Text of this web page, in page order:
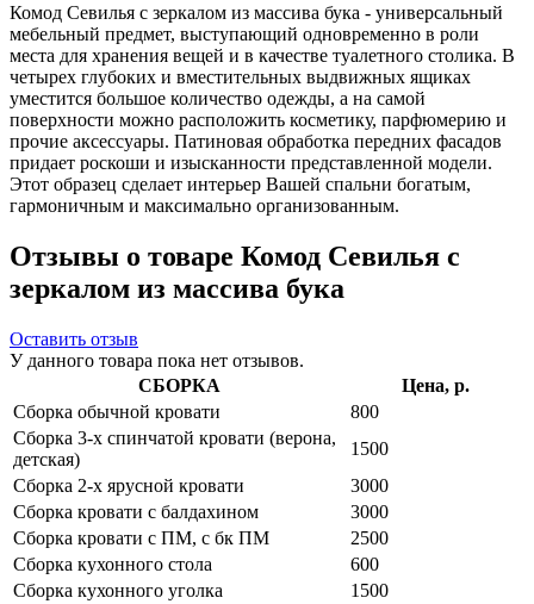
Комод Севилья с зеркалом из массива бука - универсальный
мебельный предмет, выступающий одновременно в роли
места для хранения вещей и в качестве туалетного столика. В
четырех глубоких и вместительных выдвижных ящиках
уместится большое количество одежды, а на самой
поверхности можно расположить косметику, парфюмерию и
прочие аксессуары. Патиновая обработка передних фасадов
придает роскоши и изысканности представленной модели.
Этот образец сделает интерьер Вашей спальни богатым,
гармоничным и максимально организованным.
Отзывы о товаре Комод Севилья с
зеркалом из массива бука
Оставить отзыв
У данного товара пока нет отзывов.
СБОРКА
Цена, р.
Сборка обычной кровати
800
Сборка 3-х спинчатой кровати (верона,
детская)
1500
Сборка 2-х ярусной кровати
3000
Сборка кровати с балдахином
3000
Сборка кровати с ПМ, с бк ПМ
2500
Сборка кухонного стола
600
Сборка кухонного уголка
1500